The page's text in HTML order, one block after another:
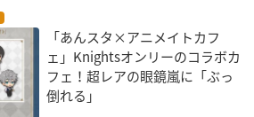
「あんスタ×アニメイトカフ
ェ」Knightsオンリーのコラボカ
フェ！超レアの眼鏡嵐に「ぶっ
倒れる」